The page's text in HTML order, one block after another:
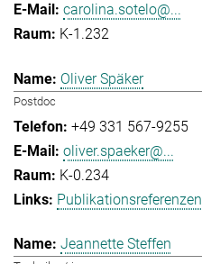
carolina.sotelo@...
K-1.232
Oliver Späker
Postdoc
+49 331 567-9255
oliver.spaeker@...
K-0.234
Publikationsreferenzen
Jeannette Steffen